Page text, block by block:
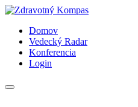
Domov
Vedecký Radar
Konferencia
Login